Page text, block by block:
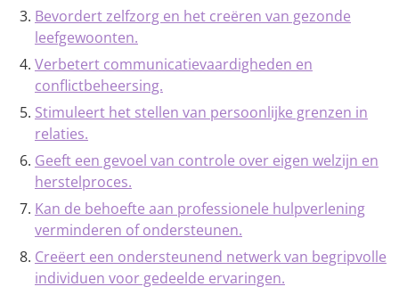
Bevordert zelfzorg en het creëren van gezonde
leefgewoonten.
Verbetert communicatievaardigheden en
conflictbeheersing.
Stimuleert het stellen van persoonlijke grenzen in
relaties.
Geeft een gevoel van controle over eigen welzijn en
herstelproces.
Kan de behoefte aan professionele hulpverlening
verminderen of ondersteunen.
Creëert een ondersteunend netwerk van begripvolle
individuen voor gedeelde ervaringen.